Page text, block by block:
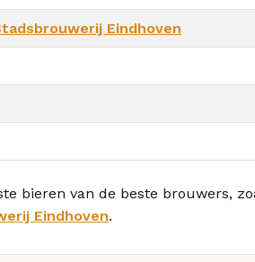
Eindhoven
bieren van de beste brouwers,
Eindhoven.